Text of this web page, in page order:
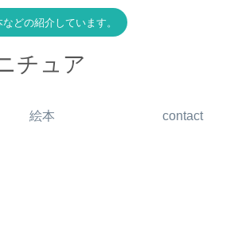
どの紹介しています。
チュア
絵本 contact